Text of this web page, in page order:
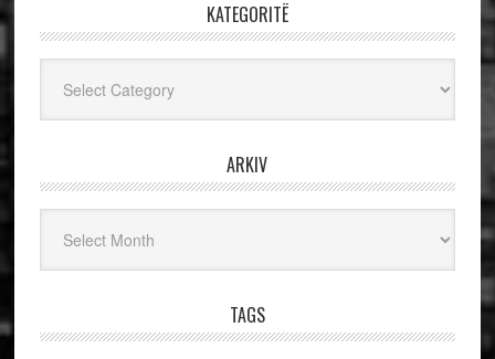
KATEGORITË
ARKIV
TAGS